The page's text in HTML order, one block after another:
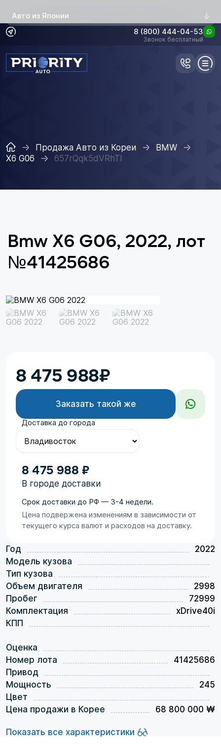
Авто из Японии
8 (800) 444-04-53
Звонок бесплатный
Продажа Авто из Кореи
BMW
X6 G06
657rQqk5dVRhTI
Bmw X6 G06, 2022, лот
№41425686
Год
2022
Модель кузова
Тип кузова
Объем двигателя
2998
Пробег
72999
Комплектация
xDrive40i
КПП
Оценка
Номер лота
41425686
Привод
Мощность
245
Цвет
Цена продажи в Корее
68 800 000 ₩
Показать все характеристики
8 475 988₽
Заказать такой же
Доставка до города
8 475 988 ₽
В городе доставки
Срок доставки до РФ — 3-4 недели.
Цена подвержена изменениям в зависимости от
текущего курса валют и расходов на доставку.